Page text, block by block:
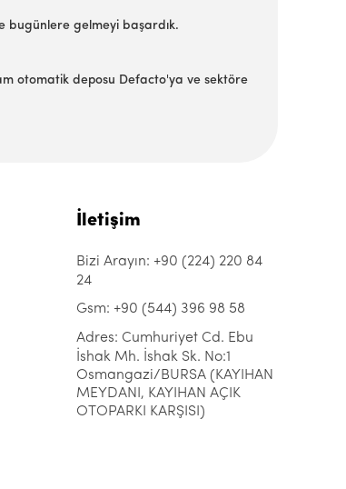
bugünlere gelmeyi başardık.
otomatik deposu Defacto'ya ve sektöre
İletişim
Bizi Arayın: +90 (224) 220 84
24
Gsm: +90 (544) 396 98 58
Adres: Cumhuriyet Cd. Ebu
İshak Mh. İshak Sk. No:1
Osmangazi/BURSA (KAYIHAN
MEYDANI, KAYIHAN AÇIK
OTOPARKI KARŞISI)